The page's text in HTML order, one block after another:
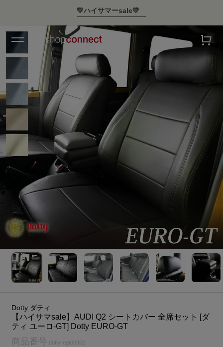
💛ハイサマーsale💛
Dotty ダティ
【ハイサマsale】AUDI Q2 シートカバー 全席セット [ダ
ティ ユーロ-GT] Dotty EURO-GT
商品番号 dotty-egt00352